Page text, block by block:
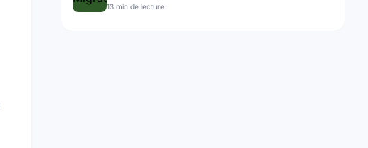
13 min de lecture